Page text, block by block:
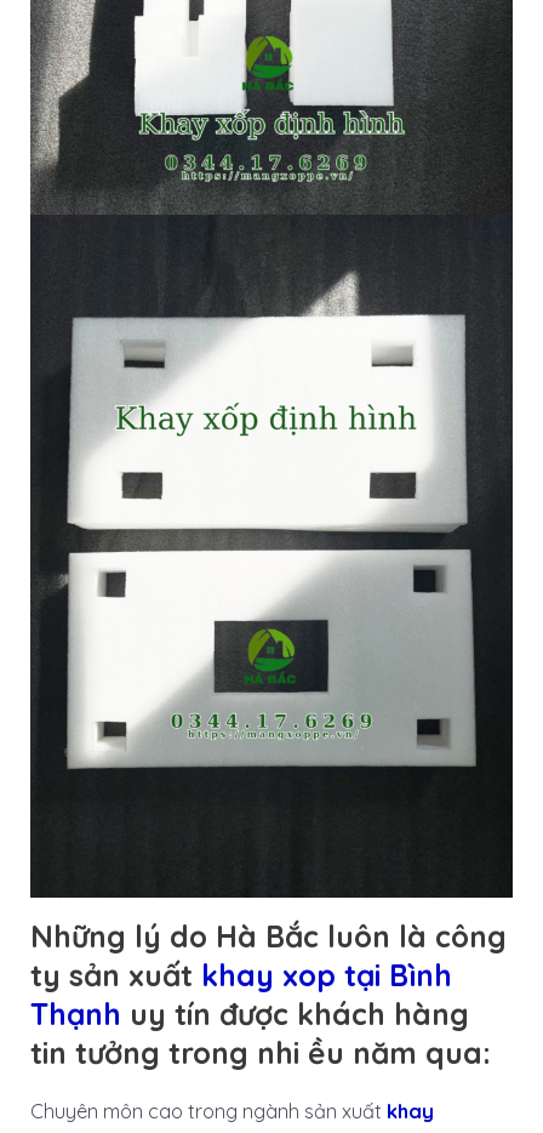
Những lý do Hà Bắc luôn là công
ty sản xuất khay xop tại Bình
Thạnh uy tín được khách hàng
tin tưởng trong nhi ều năm qua:
Chuyên môn cao trong ngành sản xuất khay